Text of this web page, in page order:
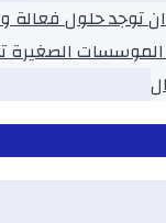
توجد حلول فعالة
الموسسات